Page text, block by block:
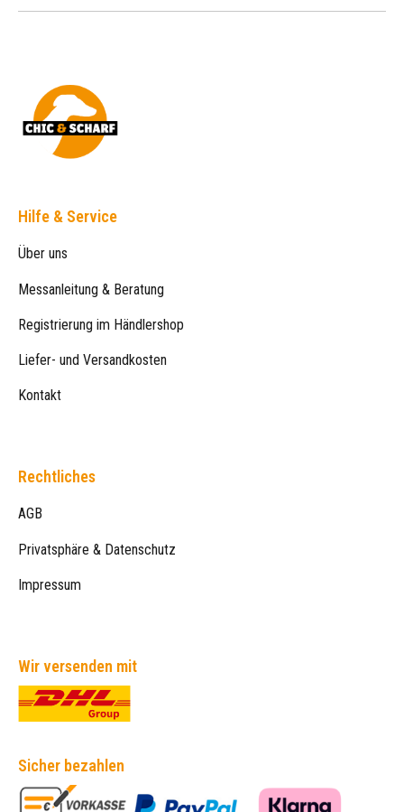
Hilfe & Service
Über uns
Messanleitung & Beratung
Registrierung im Händlershop
Liefer- und Versandkosten
Kontakt
Rechtliches
AGB
Privatsphäre & Datenschutz
Impressum
Wir versenden mit
Sicher bezahlen